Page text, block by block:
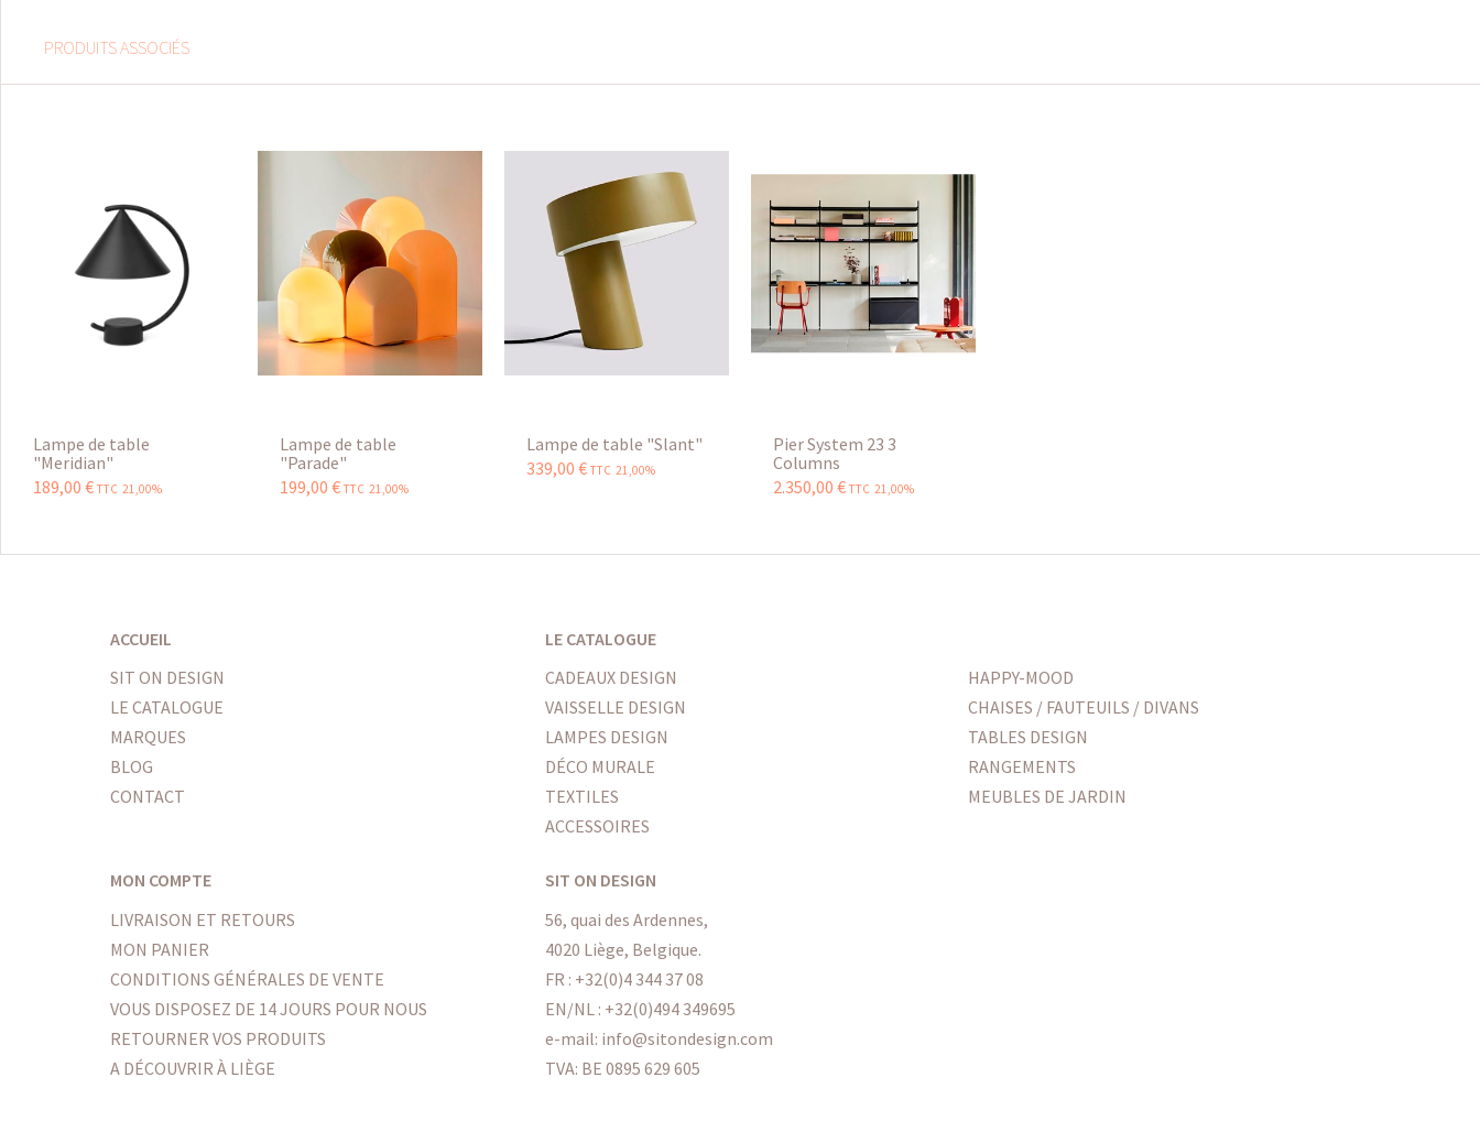
PRODUITS ASSOCIÉS
Lampe de table
"Meridian"
189,00 € TTC 21,00%
Lampe de table
"Parade"
199,00 € TTC 21,00%
Lampe de table "Slant"
339,00 € TTC 21,00%
Pier System 23 3
Columns
2.350,00 € TTC 21,00%
ACCUEIL
SIT ON DESIGN
LE CATALOGUE
MARQUES
BLOG
CONTACT
LE CATALOGUE
CADEAUX DESIGN
VAISSELLE DESIGN
LAMPES DESIGN
DÉCO MURALE
TEXTILES
ACCESSOIRES
HAPPY-MOOD
CHAISES / FAUTEUILS / DIVANS
TABLES DESIGN
RANGEMENTS
MEUBLES DE JARDIN
MON COMPTE
LIVRAISON ET RETOURS
MON PANIER
CONDITIONS GÉNÉRALES DE VENTE
VOUS DISPOSEZ DE 14 JOURS POUR NOUS
RETOURNER VOS PRODUITS
A DÉCOUVRIR À LIÈGE
SIT ON DESIGN
56, quai des Ardennes,
4020 Liège, Belgique.
FR : +32(0)4 344 37 08
EN/NL : +32(0)494 349695
e-mail: info@sitondesign.com
TVA: BE 0895 629 605